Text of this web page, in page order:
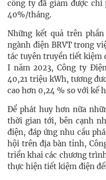
công ty đã giảm được
40%/tháng.
Những kết quả trên
ngành điện BRVT trong
tác tuyên truyền tiết kiệm
I năm 2023, Công ty
40,21 triệu kWh, tương
cao hơn 0,24 % so với kế
Để phát huy hơn nữa
thời gian tới, bên cạnh
điện, đáp ứng nhu cầu
hội trên địa bàn tỉnh,
triển khai các chương
thực hiện tiết kiệm điện